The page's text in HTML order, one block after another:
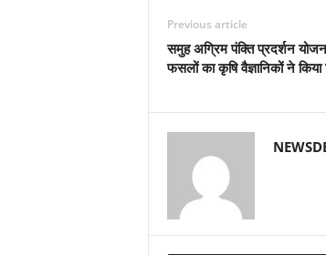
Previous article
समुह अग्रिम पंक्ति प्रदर्शन
फसलों का कृषि वैज्ञानिकों ने किया